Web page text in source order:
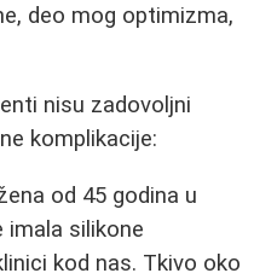
deo mog optimizma,
nisu zadovoljni
komplikacije:
od 45 godina u
imala silikone
kod nas. Tkivo oko